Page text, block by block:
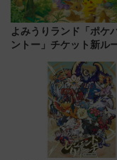
よみうりランド「ポケ
ントー」チケット新ル
本人確認が11月スタート